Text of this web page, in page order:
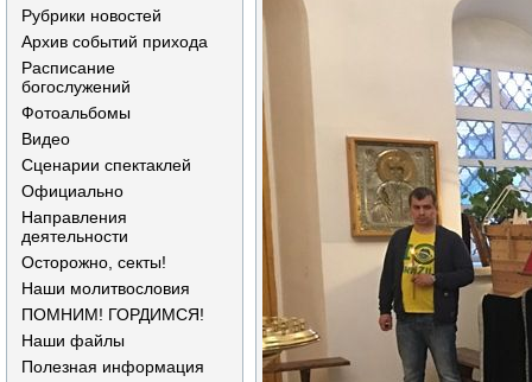
Рубрики новостей
Архив событий прихода
Расписание
богослужений
Фотоальбомы
Видео
Сценарии спектаклей
Официально
Направления
деятельности
Осторожно, секты!
Наши молитвословия
ПОМНИМ! ГОРДИМСЯ!
Наши файлы
Полезная информация